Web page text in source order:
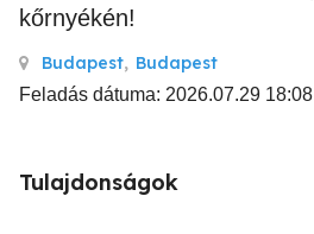
kőrnyékén!
Budapest, Budapest
Feladás dátuma: 2026.07.29 18:08
Tulajdonságok